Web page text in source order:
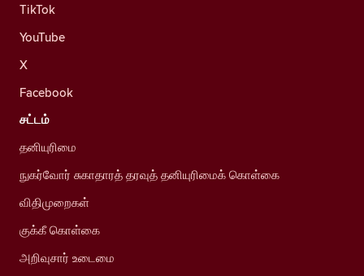
TikTok
YouTube
X
Facebook
சட்டம்
தனியுரிமை
நுகர்வோர் சுகாதாரத் தரவுத் தனியுரிமைக் கொள்கை
விதிமுறைகள்
குக்கீ கொள்கை
அறிவுசார் உடைமை